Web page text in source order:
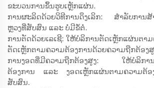
ຂະບວນການຂຶ້ນຮູບເຫຼັກແຜ່ນ.
ການຜະລິດດ້ວຍວິທີການດຶງເລິກ: ສຳລັບການສ້າ
ຫຼວງທີ່ສັບສົນ ແລະ ບໍ່ມີຂໍ້ຕໍ່.
ການຕັດດ້ວຍເລເຊີ: ໃຫ້ບໍລິການຕັດເຫຼັກແຜ່ນຕາ
ຕັດເຫຼັກຕາມຄວາມຕ້ອງການດ້ວຍຄວາມຖືກຕ້ອງ
ການງອດທີ່ມີຄວາມຖືກຕ້ອງສູງ: ໃຫ້ບໍລິການ
ຕ້ອງການ ແລະ ງອດເຫຼັກແຜ່ນຕາມຄວາມຕ້ອ
ສັບສົນ.